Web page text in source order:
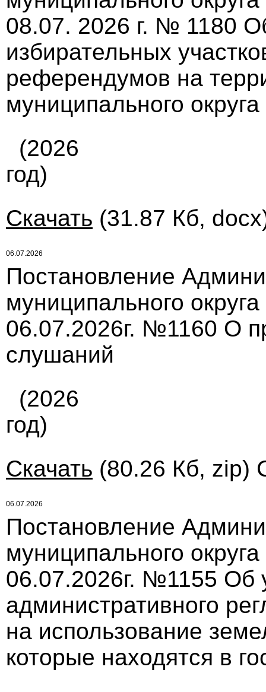
08.07. 2026 г. № 1180
избирательных
референдумов на
муниципального округа
(2026
год)
Скачать (31.87 Кб,
06.07.2026
Постановление
муниципального
06.07.2026г. №1160 О
слушаний
(2026
год)
Скачать (80.26 Кб, zip)
06.07.2026
Постановление
муниципального
06.07.2026г. №1155 Об
административного
на использование
которые находятся в